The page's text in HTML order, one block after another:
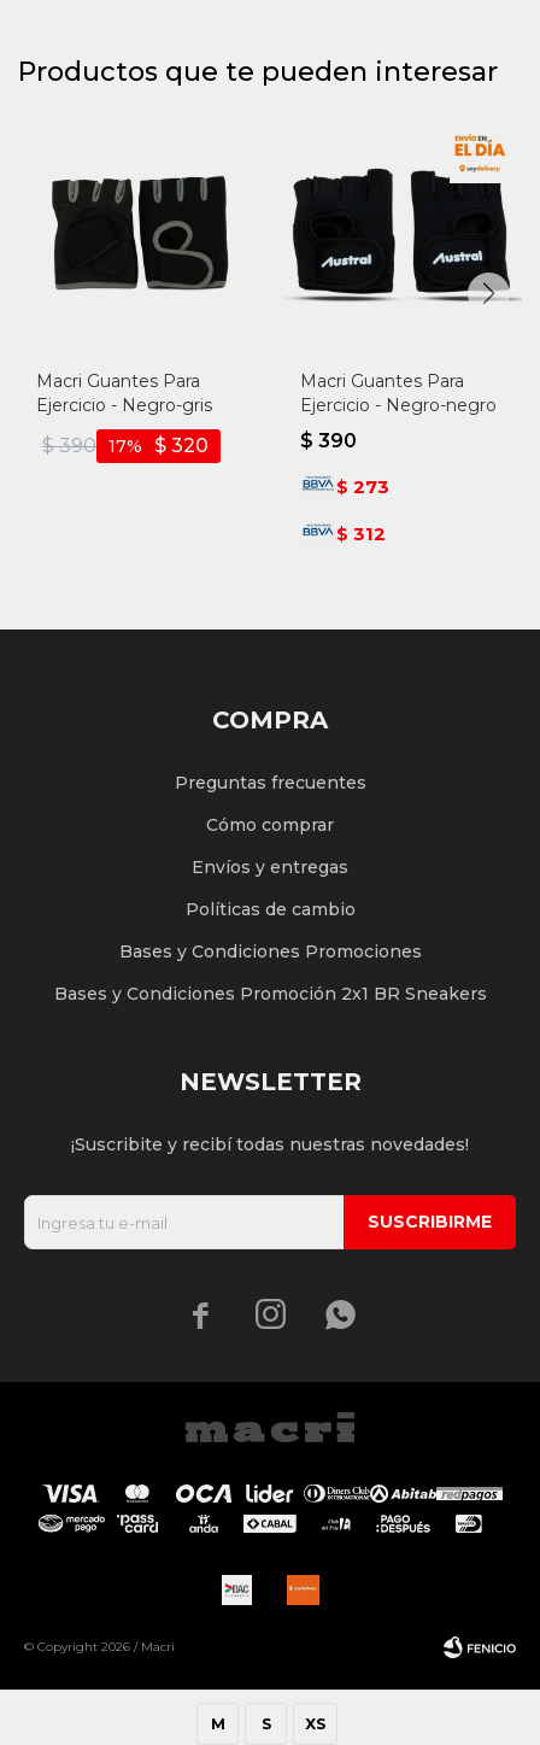
M S XS
Productos que te pueden interesar
Macri Guantes Para
Ejercicio - Negro-gris
$ 390 $ 320
17
Macri Guantes Para
Ejercicio - Negro-negro
$ 390
$ 273
$ 312
COMPRA
Preguntas frecuentes
Cómo comprar
Envíos y entregas
Políticas de cambio
Bases y Condiciones Promociones
Bases y Condiciones Promoción 2x1 BR Sneakers
NEWSLETTER
¡Suscribite y recibí todas nuestras novedades!
SUSCRIBIRME
  
© Copyright 2026 / Macri